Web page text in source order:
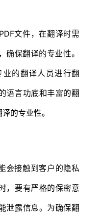
文件，在翻译时需
确保翻译的专业性‌。
的翻译人员进行翻
语言功底和丰富的翻
的专业性。
接触到客户的隐私
，要有严格的保密意
泄露信息。为确保翻